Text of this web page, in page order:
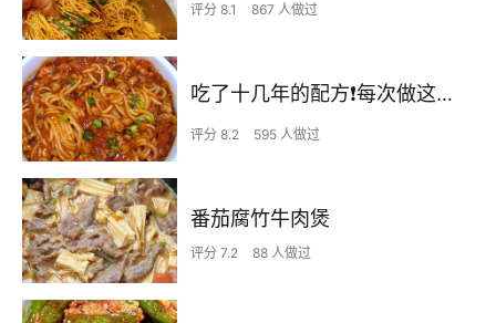
评分 8.1 867 人做过
吃了十几年的配方❗️每次做这至少吃2碗
评分 8.2 595 人做过
番茄腐竹牛肉煲
评分 7.2 88 人做过